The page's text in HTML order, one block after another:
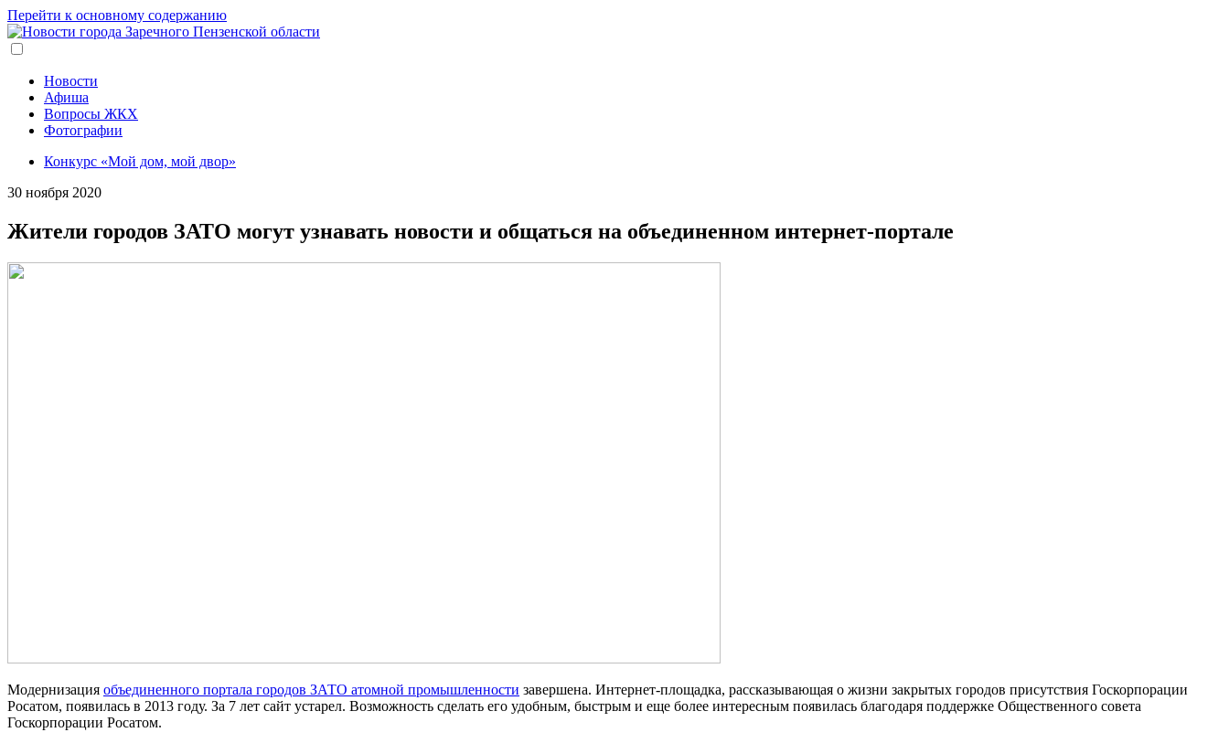
Перейти к основному содержанию
Новости
Афиша
Вопросы ЖКХ
Фотографии
Конкурс «Мой дом, мой двор»
30 ноября 2020
Жители городов ЗАТО могут узнавать новости и общаться на объединенном интернет-портале
Модернизация объединенного портала городов ЗАТО атомной промышленности завершена. Интернет-площадка, рассказывающая о жизни закрытых городов присутствия Госкорпорации
Росатом, появилась в 2013 году. За 7 лет сайт устарел. Возможность сделать его удобным, быстрым и еще более интересным появилась благодаря поддержке Общественного совета
Госкорпорации Росатом.